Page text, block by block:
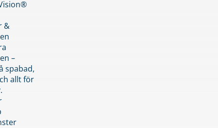
&
–
spabad,
allt för